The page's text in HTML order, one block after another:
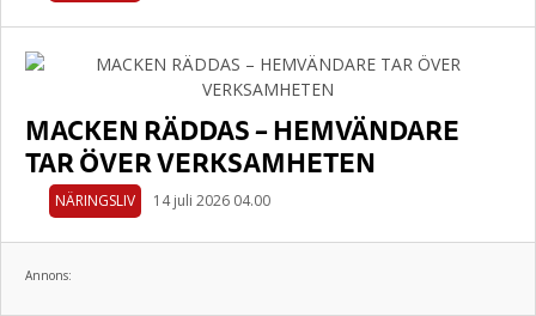
MACKEN RÄDDAS – HEMVÄNDARE
TAR ÖVER VERKSAMHETEN
NÄRINGSLIV 14 juli 2026 04.00
Annons: